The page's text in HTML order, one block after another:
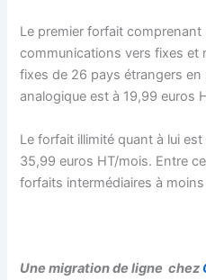
Le premier forfait comprenant
communications vers fixes et
fixes de 26 pays étrangers en
analogique est à 19,99 euros
Le forfait illimité quant à lui
35,99 euros HT/mois. Entre
forfaits intermédiaires à
Une migration de ligne chez